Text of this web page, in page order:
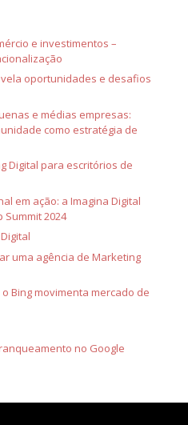
e investimentos –
oportunidades e desafios
e médias empresas:
como estratégia de
Digital para escritórios de
em ação: a Imagina Digital
2024
uma agência de Marketing
Bing movimenta mercado de
no Google